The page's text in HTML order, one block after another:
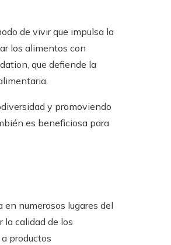
de vivir que impulsa la
los alimentos con
que defiende la
y promoviendo
es beneficiosa para
en numerosos lugares del
la calidad de los
productos